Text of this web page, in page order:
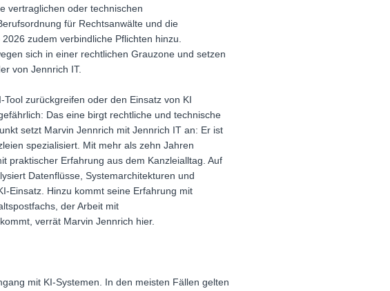
vertraglichen oder technischen
für Rechtsanwälte und die
zudem verbindliche Pflichten hinzu.
sich in einer rechtlichen Grauzone und setzen
von Jennrich IT.
zurückgreifen oder den Einsatz von KI
Das eine birgt rechtliche und technische
setzt Marvin Jennrich mit Jennrich IT an: Er ist
spezialisiert. Mit mehr als zehn Jahren
praktischer Erfahrung aus dem Kanzleialltag. Auf
Datenflüsse, Systemarchitekturen und
Einsatz. Hinzu kommt seine Erfahrung mit
der Arbeit mit
verrät Marvin Jennrich hier.
mit KI-Systemen. In den meisten Fällen gelten